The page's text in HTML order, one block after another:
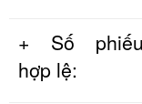
+ Số phiếu
hợp lệ: